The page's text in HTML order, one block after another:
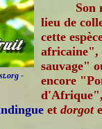
-
Son
lieu de
cette
africaine",
sauvage"
encore
et dorgot